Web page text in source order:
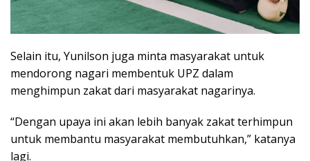
Selain itu, Yunilson juga minta masyarakat untuk
mendorong nagari membentuk UPZ dalam
menghimpun zakat dari masyarakat nagarinya.
“Dengan upaya ini akan lebih banyak zakat terhimpun
untuk membantu masyarakat membutuhkan,” katanya
lagi.